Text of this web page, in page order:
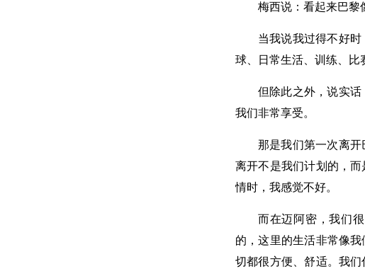
梅西说：看起来巴黎
当我说我过得不好
球、日常生活、训练、
但除此之外，说实话
我们非常享受。
那是我们第一次离
离开不是我们计划的，
情时，我感觉不好。
而在迈阿密，我们
的，这里的生活非常像
切都很方便、舒适。我